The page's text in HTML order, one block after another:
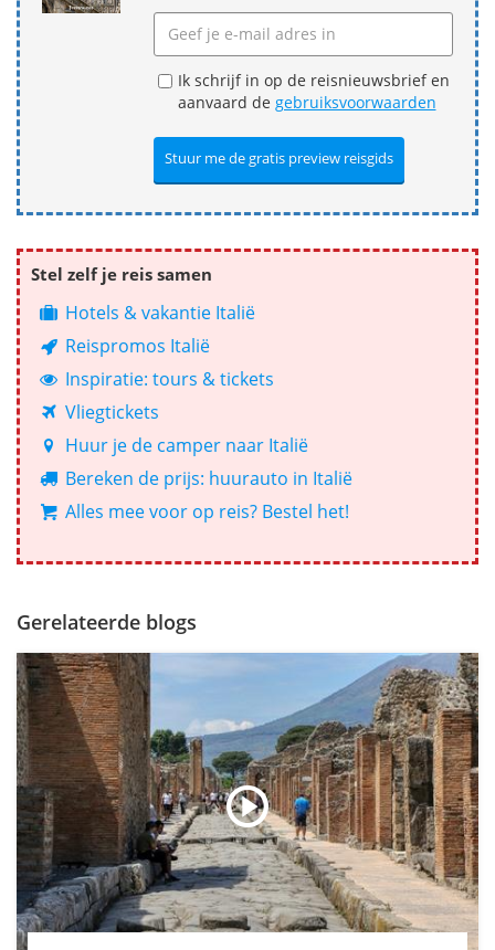
Ik schrijf in op de reisnieuwsbrief en
aanvaard de gebruiksvoorwaarden
Stel zelf je reis samen
Hotels & vakantie Italië
Reispromos Italië
Inspiratie: tours & tickets
Vliegtickets
Huur je de camper naar Italië
Bereken de prijs: huurauto in Italië
Alles mee voor op reis? Bestel het!
Gerelateerde blogs